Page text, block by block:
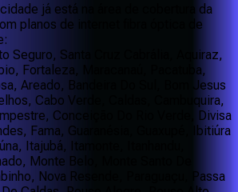
já está na área de cobertura da
planos de internet fibra óptica de
Seguro, Santa Cruz Cabrália, Aquiraz,
Fortaleza, Maracanaú, Pacatuba,
Areado, Bandeira Do Sul, Bom Jesus
Cabo Verde, Caldas, Cambuquira,
Conceição Do Rio Verde, Divisa
Fama, Guaranésia, Guaxupé, Ibitiúra
Itajubá, Itamonte, Itanhandu,
Monte Belo, Monte Santo De
Nova Resende, Paraguaçu, Passa